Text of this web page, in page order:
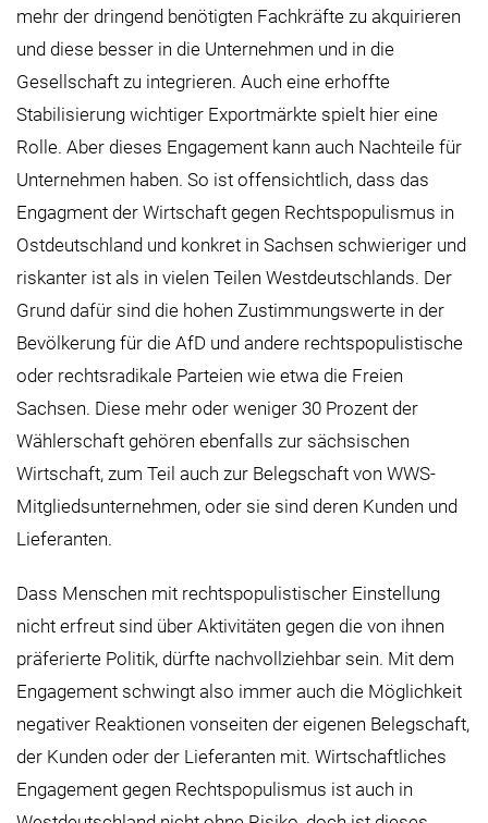
mehr der dringend benötigten Fachkräfte zu akquirieren
und diese besser in die Unternehmen und in die
Gesellschaft zu integrieren. Auch eine erhoffte
Stabilisierung wichtiger Exportmärkte spielt hier eine
Rolle. Aber dieses Engagement kann auch Nachteile für
Unternehmen haben. So ist offensichtlich, dass das
Engagment der Wirtschaft gegen Rechtspopulismus in
Ostdeutschland und konkret in Sachsen schwieriger und
riskanter ist als in vielen Teilen Westdeutschlands. Der
Grund dafür sind die hohen Zustimmungswerte in der
Bevölkerung für die AfD und andere rechtspopulistische
oder rechtsradikale Parteien wie etwa die Freien
Sachsen. Diese mehr oder weniger 30 Prozent der
Wählerschaft gehören ebenfalls zur sächsischen
Wirtschaft, zum Teil auch zur Belegschaft von WWS-
Mitgliedsunternehmen, oder sie sind deren Kunden und
Lieferanten.
Dass Menschen mit rechtspopulistischer Einstellung
nicht erfreut sind über Aktivitäten gegen die von ihnen
präferierte Politik, dürfte nachvollziehbar sein. Mit dem
Engagement schwingt also immer auch die Möglichkeit
negativer Reaktionen vonseiten der eigenen Belegschaft,
der Kunden oder der Lieferanten mit. Wirtschaftliches
Engagement gegen Rechtspopulismus ist auch in